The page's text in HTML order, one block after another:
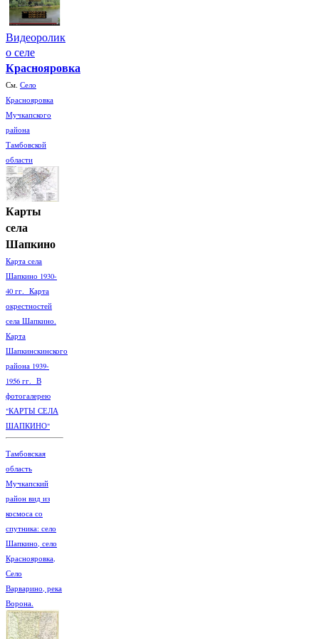
Видеоролик
о селе
Краснояровка
См. Село
Краснояровка
Мучкапского
района
Тамбовской
области
Карты
села
Шапкино
Карта села
Шапкино 1930-
40 гг. Карта
окрестностей
села Шапкино.
Карта
Шапкинскинского
района 1939-
1956 гг. В
фотогалерею
"КАРТЫ СЕЛА
ШАПКИНО"
Тамбовская
область
Мучкапский
район вид из
космоса со
спутника: село
Шапкино, село
Краснояровка,
Село
Варварино, река
Ворона.